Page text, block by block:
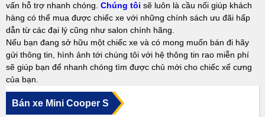
vấn hỗ trợ nhanh chóng. Chúng tôi sẽ luôn là cầu nối giúp khách
hàng có thể mua được chiếc xe với những chính sách ưu đãi hấp
dẫn từ các đại lý cũng như salon chính hãng.
Nếu bạn đang sở hữu một chiếc xe và có mong muốn bán đi hãy
gửi thông tin, hình ảnh tới chúng tôi với hệ thông tin rao miễn phí
sẽ giúp bạn để nhanh chóng tìm được chủ mới cho chiếc xế cưng
của bạn.
Bán xe Mini Cooper S